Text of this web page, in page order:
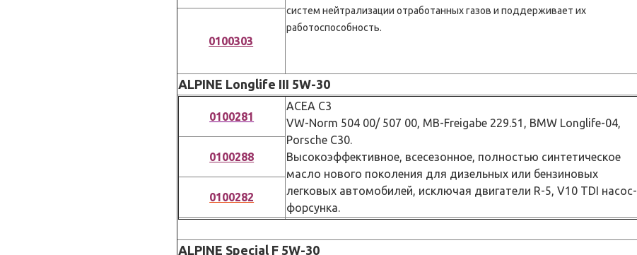
систем нейтрализации отработанных газов и поддерживает их
работоспособность.
0100303
ALPINE Longlife III 5W-30
0100281
ACEA C3
VW-Norm 504 00/ 507 00, MB-Freigabe 229.51, BMW Longlife-04,
Porsche C30.
Высокоэффективное, всесезонное, полностью синтетическое
масло нового поколения для дизельных или бензиновых
легковых автомобилей, исключая двигатели R-5, V10 TDI насос-
форсунка.
0100288
0100282
ALPINE Special F 5W-30